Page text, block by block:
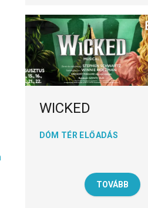
WICKED
DÓM TÉR ELŐADÁS
TOVÁBB